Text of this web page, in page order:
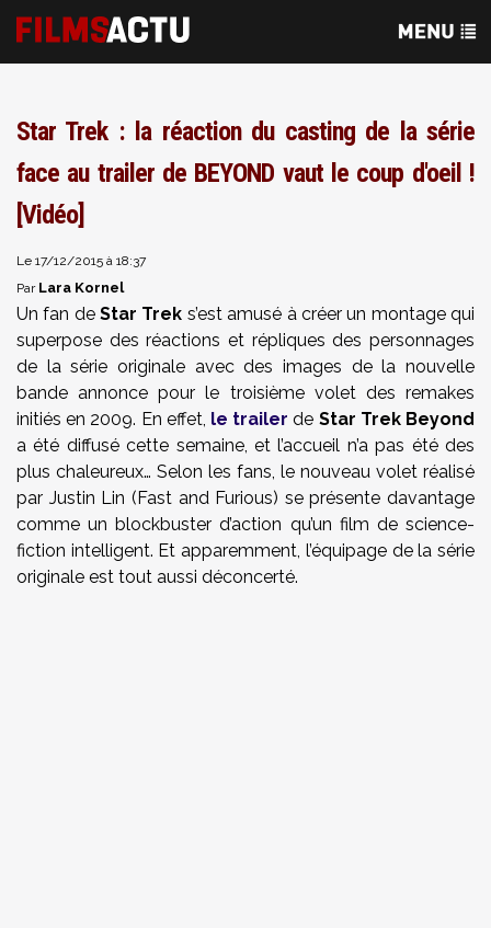
Star Trek : la réaction du casting de la série
face au trailer de BEYOND vaut le coup d'oeil !
[Vidéo]
Le 17/12/2015 à 18:37
Par Lara Kornel
Un fan deStar Trek s’est amusé à créer un montage qui
superpose des réactions et répliques des personnages
de la série originale avec des images de la nouvelle
bande annonce pour le troisième volet des remakes
initiés en 2009. En effet, le trailer de Star Trek Beyond
a été diffusé cette semaine, et l’accueil n’a pas été des
plus chaleureux… Selon les fans, le nouveau volet réalisé
par Justin Lin (Fast and Furious) se présente davantage
comme un blockbuster d’action qu’un film de science-
fiction intelligent. Et apparemment, l’équipage de la série
originale est tout aussi déconcerté.